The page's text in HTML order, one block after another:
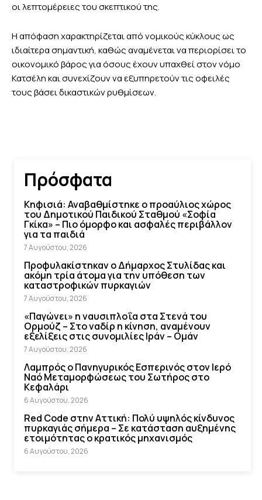
οι λεπτομέρειες του σκεπτικού της.
Η απόφαση χαρακτηρίζεται από νομικούς κύκλους ως
ιδιαίτερα σημαντική, καθώς αναμένεται να περιορίσει το
οικονομικό βάρος για όσους έχουν υπαχθεί στον νόμο
Κατσέλη και συνεχίζουν να εξυπηρετούν τις οφειλές
τους βάσει δικαστικών ρυθμίσεων.
Πρόσφατα
Κηφισιά: Αναβαθμίστηκε ο προαύλιος χώρος
του Δημοτικού Παιδικού Σταθμού «Σοφία
Γκίκα» – Πιο όμορφο και ασφαλές περιβάλλον
για τα παιδιά
7 Αυγούστου, 2026
Προφυλακίστηκαν ο Δήμαρχος Στυλίδας και
ακόμη τρία άτομα για την υπόθεση των
καταστροφικών πυρκαγιών
7 Αυγούστου, 2026
«Παγώνει» η ναυσιπλοΐα στα Στενά του
Ορμούζ – Στο ναδίρ η κίνηση, αναμένουν
εξελίξεις στις συνομιλίες Ιράν – Ομάν
7 Αυγούστου, 2026
Λαμπρός ο Πανηγυρικός Εσπερινός στον Ιερό
Ναό Μεταμορφώσεως του Σωτήρος στο
Κεφαλάρι
6 Αυγούστου, 2026
Red Code στην Αττική: Πολύ υψηλός κίνδυνος
πυρκαγιάς σήμερα – Σε κατάσταση αυξημένης
ετοιμότητας ο κρατικός μηχανισμός
6 Αυγούστου, 2026